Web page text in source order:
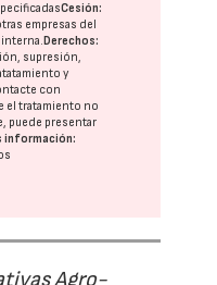
Cesión:
empresas del
Derechos:
supresión,
y
con
el tratamiento no
puede presentar
información:
Agro-